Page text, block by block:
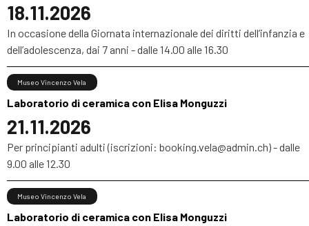
18.11.2026
In occasione della Giornata internazionale dei diritti dell’infanzia e
dell’adolescenza, dai 7 anni - dalle 14.00 alle 16.30
Laboratorio di ceramica con Elisa Monguzzi
21.11.2026
Museo Vincenzo Vela
Per principianti adulti (iscrizioni: booking.vela@admin.ch) - dalle
9.00 alle 12.30
Laboratorio di ceramica con Elisa Monguzzi
Museo Vincenzo Vela